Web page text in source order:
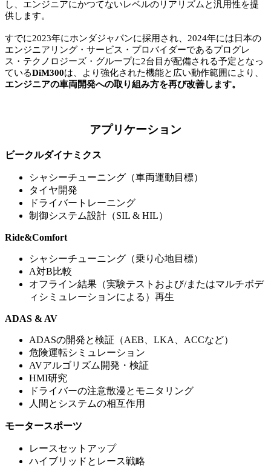
し、エンジニアにかつてないレベルのリアリズムと汎用性を提
供します。
すでに2023年にホンダジャパンに採用され、2024年には日本の
エンジニアリング・サービス・プロバイダーであるプログレ
ス・テクノロジーズ・グループに2台目が配備される予定となっ
ているDiM300は、より強化された機能と広い動作範囲により、
エンジニアの車両開発への取り組み方を再び改善します。
アプリケーション
ビークルダイナミクス
シャシーチューニング（車両運動目標）
タイヤ開発
ドライバートレーニング
制御システム設計（SIL & HIL）
Ride&Comfort
シャシーチューニング（乗り心地目標）
A対B比較
オフライン結果（実験テストおよび/またはマルチボデ
ィシミュレーションによる）再生
ADAS & AV
ADASの開発と検証（AEB、LKA、ACCなど）
危険運転シミュレーション
AVアルゴリズム開発・検証
HMI研究
ドライバーの注意散漫とモニタリング
人間とシステムの相互作用
モータースポーツ
レースセットアップ
ハイブリッドとレース戦略